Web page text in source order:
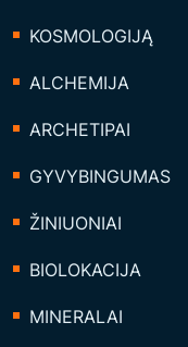
KOSMOLOGIJĄ
ALCHEMIJA
ARCHETIPAI
GYVYBINGUMAS
ŽINIUONIAI
BIOLOKACIJA
MINERALAI